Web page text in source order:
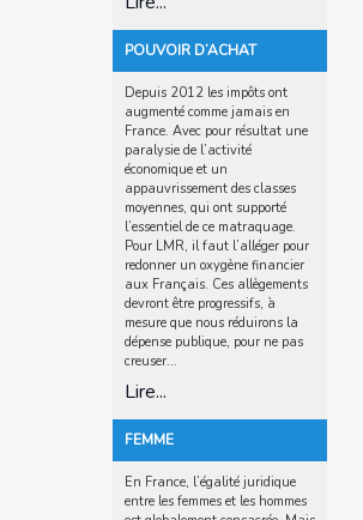
POUVOIR D’ACHAT
Depuis 2012 les impôts ont
augmenté comme jamais en
France. Avec pour résultat une
paralysie de l’activité
économique et un
appauvrissement des classes
moyennes, qui ont supporté
l’essentiel de ce matraquage.
Pour LMR, il faut l’alléger pour
redonner un oxygène financier
aux Français. Ces allègements
devront être progressifs, à
mesure que nous réduirons la
dépense publique, pour ne pas
creuser...
Lire...
FEMME
En France, l’égalité juridique
entre les femmes et les hommes